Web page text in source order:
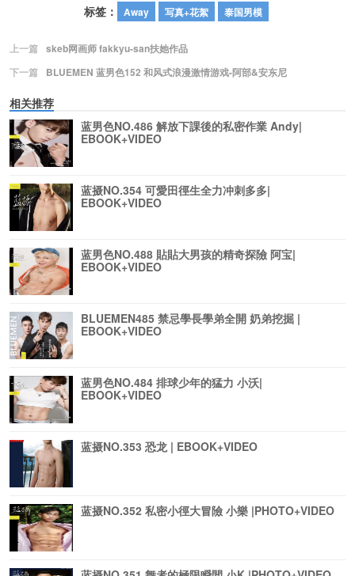
标签： Away 写真+花絮 泰国男模
上一篇 skeb网画师 fakkyu-san扶她作品
下一篇
BLUEMEN 蓝男色152 和风式浪漫激情游戏-阿部&安东尼
相关推荐
蓝男色NO.486 解放下課後的私密作業 Andy|
EBOOK+VIDEO
蓝摄NO.354 可愛田徑生全力冲刺多多|
EBOOK+VIDEO
蓝男色NO.488 貼貼大男孩的精奇探險 阿宝|
EBOOK+VIDEO
BLUEMEN485 禁忌學長學弟全開 奶弟挖掘 |
EBOOK+VIDEO
蓝男色NO.484 排球少年的猛力 小沃|
EBOOK+VIDEO
蓝摄NO.353 恐龙 | EBOOK+VIDEO
蓝摄NO.352 私密小徑大冒險 小樂 |PHOTO+VIDEO